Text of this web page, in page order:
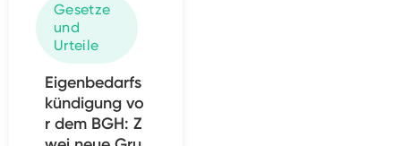
Gesetze
und
Urteile
Eigenbedarfs
kündigung vo
r dem BGH: Z